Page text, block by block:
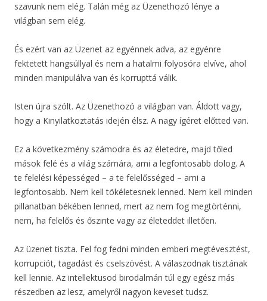
szavunk nem elég. Talán még az Üzenethozó lénye a
világban sem elég.
És ezért van az Üzenet az egyénnek adva, az egyénre
fektetett hangsúllyal és nem a hatalmi folyosóra elvíve, ahol
minden manipulálva van és korrupttá válik.
Isten újra szólt. Az Üzenethozó a világban van. Áldott vagy,
hogy a Kinyilatkoztatás idején élsz. A nagy ígéret előtted van.
Ez a következmény számodra és az életedre, majd tőled
mások felé és a világ számára, ami a legfontosabb dolog. A
te felelési képességed – a te felelősséged – ami a
legfontosabb. Nem kell tökéletesnek lenned. Nem kell minden
pillanatban békében lenned, mert az nem fog megtörténni,
nem, ha felelős és őszinte vagy az életeddet illetően.
Az üzenet tiszta. Fel fog fedni minden emberi megtévesztést,
korrupciót, tagadást és cselszövést. A válaszodnak tisztának
kell lennie. Az intellektusod birodalmán túl egy egész más
részedben az lesz, amelyről nagyon keveset tudsz.